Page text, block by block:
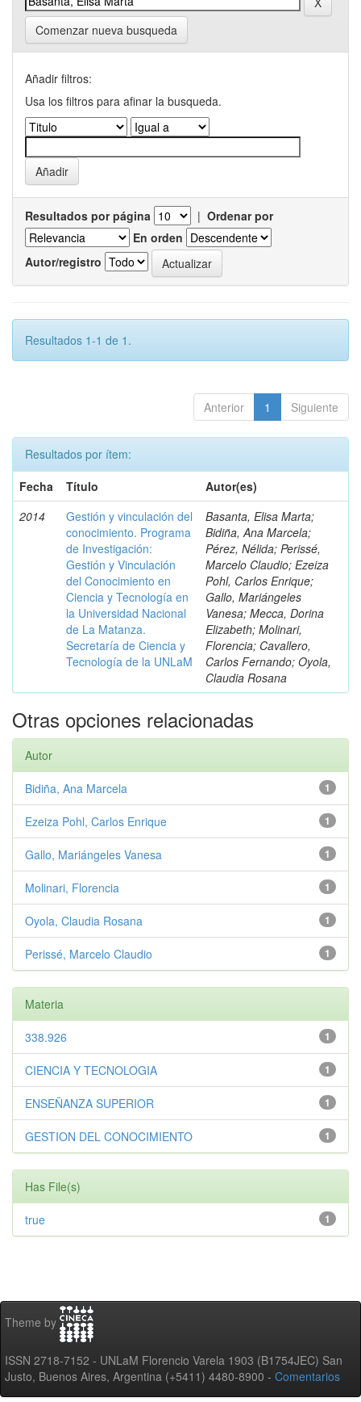
Comenzar nueva busqueda
Añadir filtros:
Usa los filtros para afinar la busqueda.
Resultados por página | Ordenar por
En orden
Autor/registro
Resultados 1-1 de 1.
Anterior 1 Siguiente
Resultados por ítem:
Fecha
Título
Autor(es)
2014
Gestión y vinculación del
conocimiento. Programa
de Investigación:
Gestión y Vinculación
del Conocimiento en
Ciencia y Tecnología en
la Universidad Nacional
de La Matanza.
Secretaría de Ciencia y
Tecnología de la UNLaM
Basanta, Elisa Marta;
Bidiña, Ana Marcela;
Pérez, Nélida; Perissé,
Marcelo Claudio; Ezeiza
Pohl, Carlos Enrique;
Gallo, Mariángeles
Vanesa; Mecca, Dorina
Elizabeth; Molinari,
Florencia; Cavallero,
Carlos Fernando; Oyola,
Claudia Rosana
Otras opciones relacionadas
Autor
1
Bidiña, Ana Marcela
1
Ezeiza Pohl, Carlos Enrique
1
Gallo, Mariángeles Vanesa
1
Molinari, Florencia
1
Oyola, Claudia Rosana
1
Perissé, Marcelo Claudio
Materia
1
338.926
1
CIENCIA Y TECNOLOGIA
1
ENSEÑANZA SUPERIOR
1
GESTION DEL CONOCIMIENTO
Has File(s)
1
true
Theme by
ISSN 2718-7152 - UNLaM Florencio Varela 1903 (B1754JEC) San
Justo, Buenos Aires, Argentina (+5411) 4480-8900 - Comentarios